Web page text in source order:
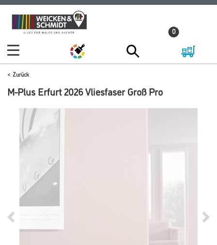
Zum
Inhalt
Zum
Navigationsmenü
0
Zurück
M-Plus Erfurt 2026 Vliesfaser Groß Pro